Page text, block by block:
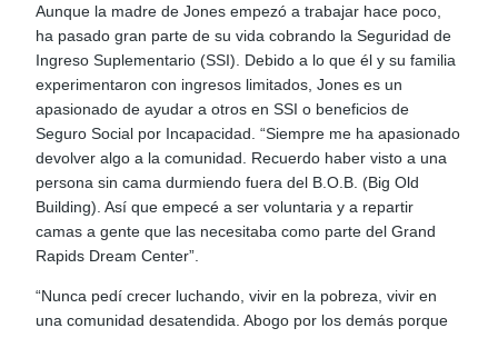
Aunque la madre de Jones empezó a trabajar hace poco,
ha pasado gran parte de su vida cobrando la Seguridad de
Ingreso Suplementario (SSI). Debido a lo que él y su familia
experimentaron con ingresos limitados, Jones es un
apasionado de ayudar a otros en SSI o beneficios de
Seguro Social por Incapacidad. “Siempre me ha apasionado
devolver algo a la comunidad. Recuerdo haber visto a una
persona sin cama durmiendo fuera del B.O.B. (Big Old
Building). Así que empecé a ser voluntaria y a repartir
camas a gente que las necesitaba como parte del Grand
Rapids Dream Center”.
“Nunca pedí crecer luchando, vivir en la pobreza, vivir en
una comunidad desatendida. Abogo por los demás porque